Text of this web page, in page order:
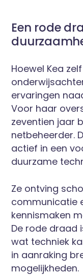
Een rode
Hoewel Kea
ervaringen
Voor haar
zeventien jaar
netbeheerder.
actief in een
duurzame
Ze ontving
communicatie
kennismaken
De rode draad
wat techniek
in aanraking
mogelijkheden.